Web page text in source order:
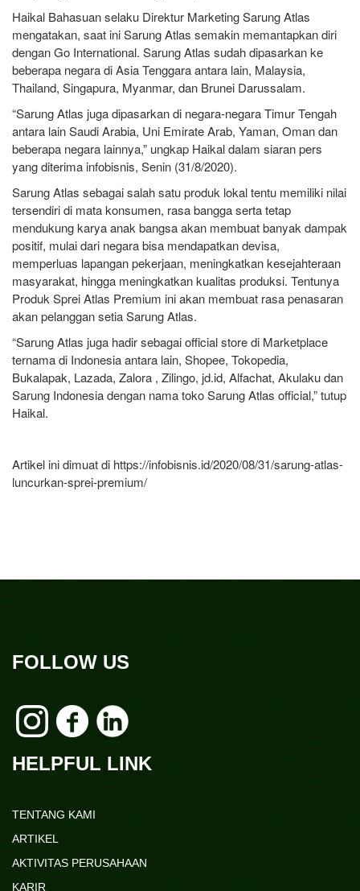
Haikal Bahasuan selaku Direktur Marketing Sarung Atlas
mengatakan, saat ini Sarung Atlas semakin memantapkan diri
dengan Go International. Sarung Atlas sudah dipasarkan ke
beberapa negara di Asia Tenggara antara lain, Malaysia,
Thailand, Singapura, Myanmar, dan Brunei Darussalam.
“Sarung Atlas juga dipasarkan di negara-negara Timur Tengah
antara lain Saudi Arabia, Uni Emirate Arab, Yaman, Oman dan
beberapa negara lainnya,” ungkap Haikal dalam siaran pers
yang diterima infobisnis, Senin (31/8/2020).
Sarung Atlas sebagai salah satu produk lokal tentu memiliki nilai
tersendiri di mata konsumen, rasa bangga serta tetap
mendukung karya anak bangsa akan membuat banyak dampak
positif, mulai dari negara bisa mendapatkan devisa,
memperluas lapangan pekerjaan, meningkatkan kesejahteraan
masyarakat, hingga meningkatkan kualitas produksi. Tentunya
Produk Sprei Atlas Premium ini akan membuat rasa penasaran
akan pelanggan setia Sarung Atlas.
“Sarung Atlas juga hadir sebagai official store di Marketplace
ternama di Indonesia antara lain, Shopee, Tokopedia,
Bukalapak, Lazada, Zalora , Zilingo, jd.id, Alfachat, Akulaku dan
Sarung Indonesia dengan nama toko Sarung Atlas official,” tutup
Haikal.
Artikel ini dimuat di https://infobisnis.id/2020/08/31/sarung-atlas-
luncurkan-sprei-premium/
FOLLOW US
HELPFUL LINK
TENTANG KAMI
ARTIKEL
AKTIVITAS PERUSAHAAN
KARIR